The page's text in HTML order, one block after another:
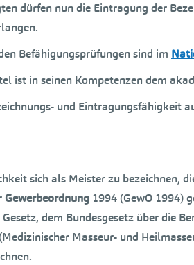
dürfen nun die Eintragung der
Befähigungsprüfungen sind im
ist in seinen Kompetenzen dem
und Eintragungsfähigkeit
sich als Meister zu bezeichnen,
Gewerbeordnung 1994 (GewO 1994)
dem Bundesgesetz über die
Masseur- und